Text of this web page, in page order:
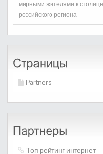
мирными жителями в столице
российского региона
Partners
Топ рейтинг интернет-